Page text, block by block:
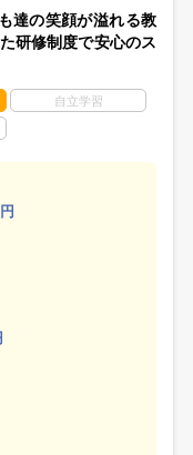
達の笑顔が溢れる教
研修制度で安心のス
自立学習